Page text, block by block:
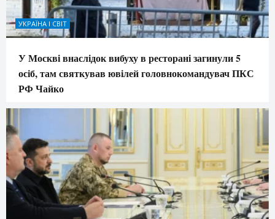
УКРАЇНА І СВІТ
У Москві внаслідок вибуху в ресторані загинули 5
осіб, там святкував ювілей головнокомандувач ПКС
РФ Чайко